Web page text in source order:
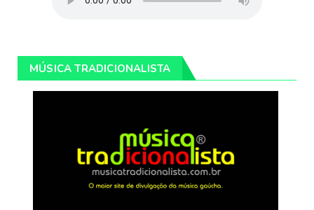
MÚSICA TRADICIONALISTA